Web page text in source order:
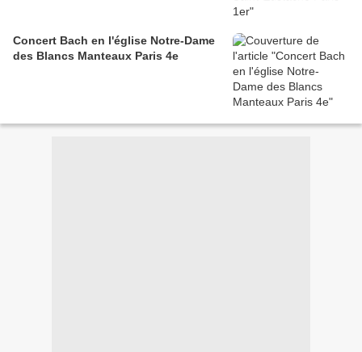
Concert Bach en l'église Notre-Dame
des Blancs Manteaux Paris 4e